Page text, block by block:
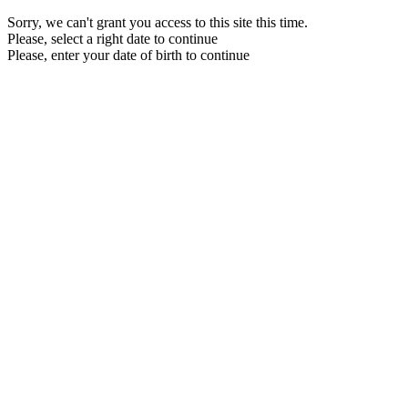
Sorry, we can't grant you access to this site this time.
Please, select a right date to continue
Please, enter your date of birth to continue